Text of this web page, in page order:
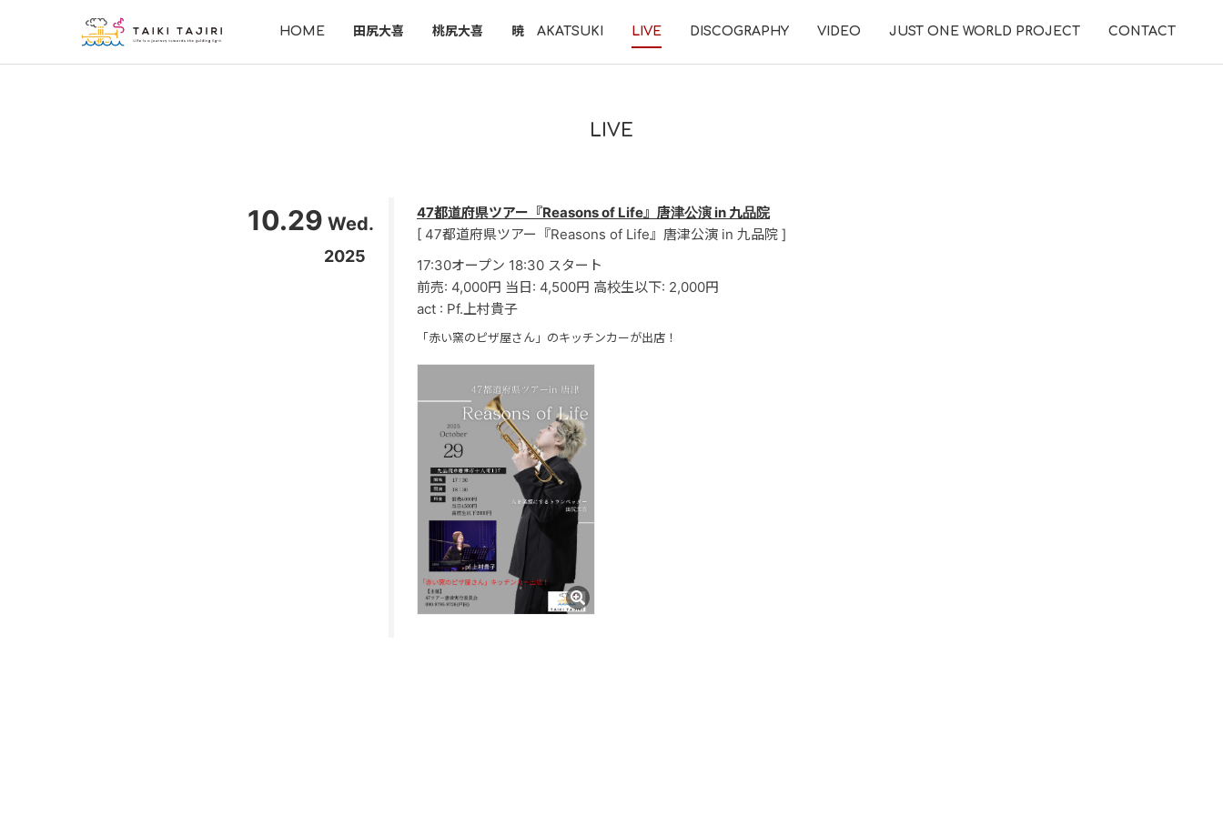
HOME 田尻大喜 桃尻大喜 暁 AKATSUKI LIVE DISCOGRAPHY VIDEO JUST ONE WORLD PROJECT CONTACT
LIVE
10.29 Wed.
2025
47都道府県ツアー『Reasons of Life』唐津公演 in 九品院
[ 47都道府県ツアー『Reasons of Life』唐津公演 in 九品院 ]
17:30オープン 18:30 スタート
前売: 4,000円 当日: 4,500円 高校生以下: 2,000円
act : Pf.上村貴子
「赤い窯のピザ屋さん」のキッチンカーが出店！